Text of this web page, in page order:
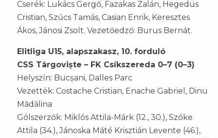
Cserék: Lukács Gergő, Fazakas Zalán, Hegedüs
Cristian, Szűcs Tamás, Casian Enrik, Keresztes
Ákos, Jánosi Zsolt. Vezetőedző: Burus Bernát.
Elitliga U15, alapszakasz, 10. forduló
CSS Târgoviște – FK Csíkszereda 0–7 (0–3)
Helyszín: Bucșani, Dalles Parc
Vezették: Costache Cristian, Enache Gabriel, Dinu
Mădălina
Gólszerzők: Miklós Attila-Márk (12., 30.), Szőke
Attila (34.), Jánoska Máté Krisztián Levente (46.),